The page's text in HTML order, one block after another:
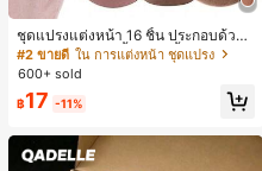
ชุดแปรงแต่งหน้า 16 ชิ้น ประกอบด้วยแ
ปรงแต่งหน้า 13 ชิ้น, ฟองน้ำแต่งหน้ารู
ปหยดน้ำ 1 ชิ้น, แปรงแป้งรองพื้นกลม 1
ชิ้น และฟองน้ำแต่งหน้ารูปสามเหลี่ยม
1 ชิ้น - ชุดคลาสสิก ทำจากขนสังเคราะ
ห์นุ่มและเป็นมิตรต่อผิว เหมาะสำหรับผู้
หญิงและเด็กผู้หญิง เหมาะสำหรับฤดูใบ
ไม้ร่วงและฤดูหนาว
#2 ขายดี ใน การแต่งหน้า ชุดแปรง
600+ sold
฿17 -11%